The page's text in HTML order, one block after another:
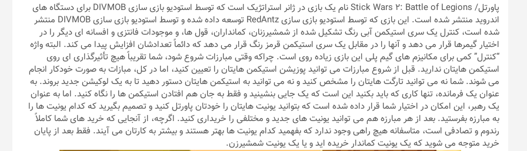
پاورتل
/ Stick Wars 2: Battle of Legions نام یک بازی در ژانر استراتژیک است که توسط استودیو بازی سازی DIVMOB برای دستگاه های
اندروید منتشر شده است. این بازی که توسط استودیو بازی سازی RedAntz توسعه داده شده و توسط استودیو بازی سازی DIVMOB منتشر
شده است، کنترل یک سری استیکمن آبی رنگ تشکیل شده از شمشیرزنان، کمانداران، قول ها، و موجودات فانتزی و افسانه ای دیگر را در
اختیار گیمرها قرار می دهد و آنها را در مقابل یک سری استیکمن قرمز رنگ قرار می دهد که دائماً تعدادشان افزایش پیدا می کند. البته واژه
“کنترل” کمی برای مکانیزم های گیم پلی این بازی زیاده روی است. چراکه وقتی مبارزات شروع شود، شما تقریباً هیچ تأثیرگذاری ای روی
استیکمن هایتان ندارید. قبل از شروع مبارزات می توانید پوزیشن استیکمن هایتان را تعیین کنید، اما در کل، مبازات به صورت خودکار انجام
می شوند. شما نه می توانید تارگت هایتان را مشخص کنید و نه می توانید به استیکمن هایتان دستور دهید تا به یک لوکیشن جدید بروند. به
عنوان یک فرمانده،‌ تنها کاری که باید بکنید این است که یک جایی بنشینید و فقط به جان هم افتادن استیکمن ها را نگاه کنید. اما به عنوان
یک رهبر، این امکان در اختیار شما قرار داده شده است که بتوانید یونیت هایتان را خودتان پاورتل کنید و تصمیم بگیرید که کدام یونیت ها را
به مبارزه بفرستید. بعد از هر مبارزه هم می توانید یونیت های جدید و مختلفی را خریداری کنید. اگرچه، از آنجایی که خرید های شما کاملاً‌
رندوم و تصادفی است، متاسفانه هیچ راهی وجود ندارد که بفهمید کدام یونیت ها بهتر هستند و بیشتر به کارتان می آیند. فقط بعد از پایان
خرید متوجه می شوید که یک یونیت کماندار خریده اید و یا یک یونیت شمشیرزن.